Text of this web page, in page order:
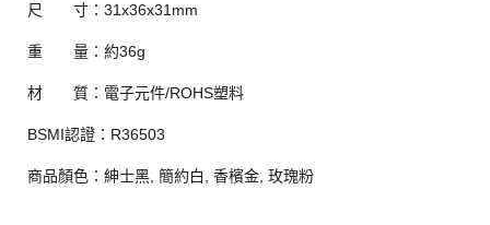
尺 寸：31x36x31mm
重 量：約36g
材 質：電子元件/ROHS塑料
BSMI認證：R36503
商品顏色：紳士黑, 簡約白, 香檳金, 玫瑰粉